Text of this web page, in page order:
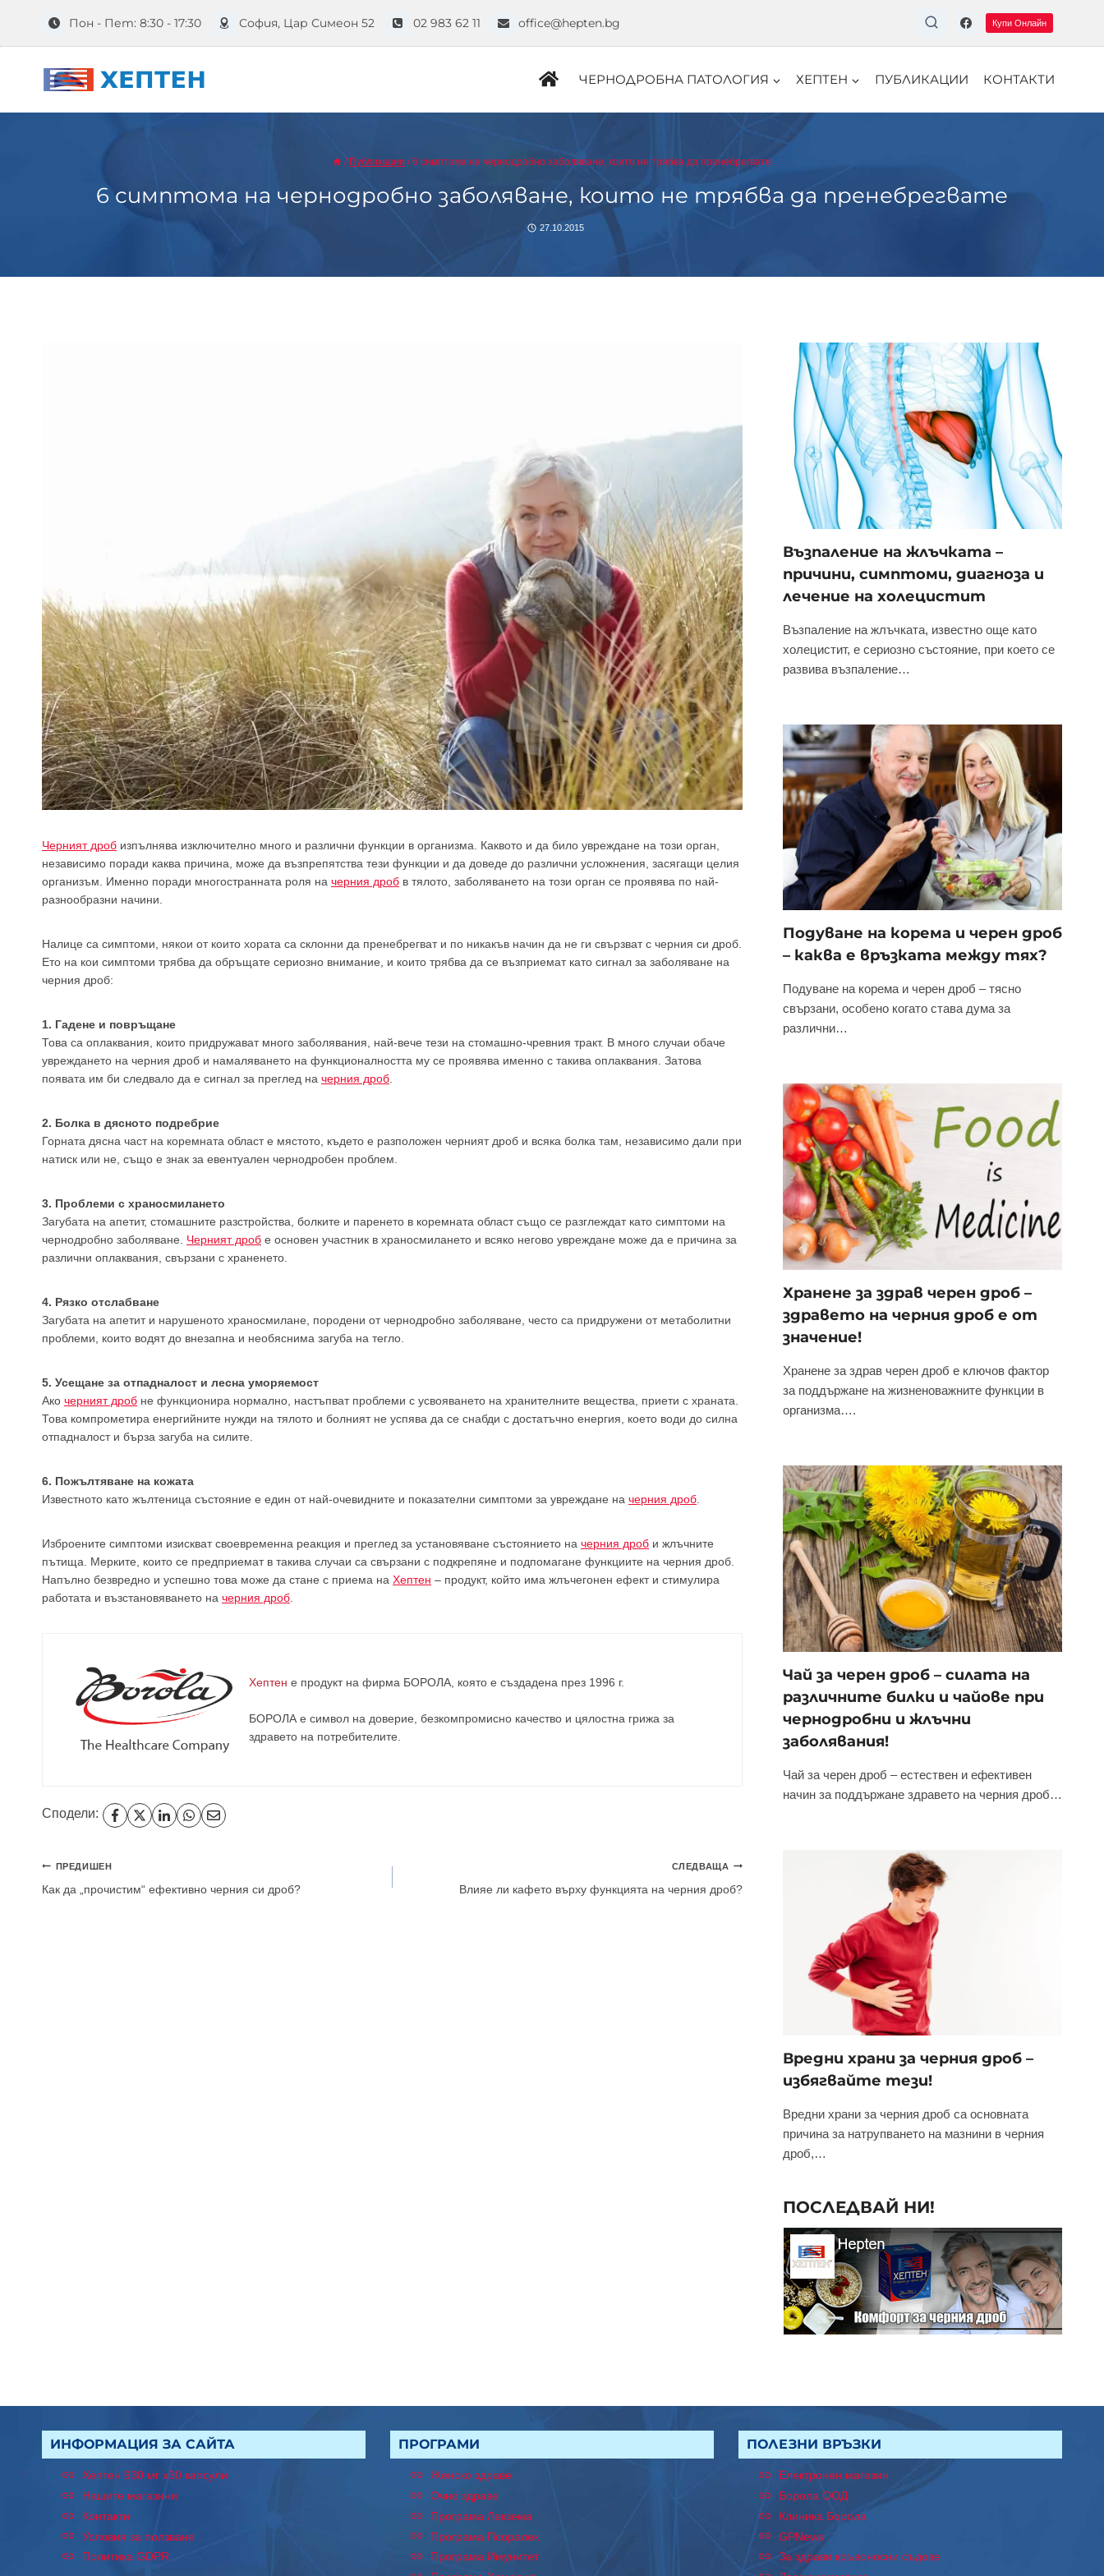
съдържаниетоПон - Пет: 8:30 - 17:30 София, Цар Симеон 52 02 983 62 11 office@hepten.bg Купи Онлайн
ЧЕРНОДРОБНА ПАТОЛОГИЯ ХЕПТЕН ПУБЛИКАЦИИ КОНТАКТИ
/ Публикации / 6 симптома на чернодробно заболяване, които не трябва да пренебрегвате
6 симптома на чернодробно заболяване, които не трябва да пренебрегвате
27.10.2015
Черният дроб изпълнява изключително много и различни функции в организма. Каквото и да било увреждане на този орган,
независимо поради каква причина, може да възпрепятства тези функции и да доведе до различни усложнения, засягащи целия
организъм. Именно поради многостранната роля на черния дроб в тялото, заболяването на този орган се проявява по най-
разнообразни начини.
Налице са симптоми, някои от които хората са склонни да пренебрегват и по никакъв начин да не ги свързват с черния си дроб.
Ето на кои симптоми трябва да обръщате сериозно внимание, и които трябва да се възприемат като сигнал за заболяване на
черния дроб:
1. Гадене и повръщане
Това са оплаквания, които придружават много заболявания, най-вече тези на стомашно-чревния тракт. В много случаи обаче
увреждането на черния дроб и намаляването на функционалността му се проявява именно с такива оплаквания. Затова
появата им би следвало да е сигнал за преглед на черния дроб
2. Болка в дясното подребрие
Горната дясна част на коремната област е мястото, където е разположен черният дроб и всяка болка там, независимо дали при
натиск или не, също е знак за евентуален чернодробен проблем.
3. Проблеми с храносмилането
Загубата на апетит, стомашните разстройства, болките и паренето в коремната област също се разглеждат като симптоми на
чернодробно заболяване. Черният дроб е основен участник в храносмилането и всяко негово увреждане може да е причина за
различни оплаквания, свързани с храненето.
4. Рязко отслабване
Загубата на апетит и нарушеното храносмилане, породени от чернодробно заболяване, често са придружени от метаболитни
проблеми, които водят до внезапна и необяснима загуба на тегло.
5. Усещане за отпадналост и лесна уморяемост
Ако черният дроб не функционира нормално, настъпват проблеми с усвояването на хранителните вещества, приети с храната.
Това компрометира енергийните нужди на тялото и болният не успява да се снабди с достатъчно енергия, което води до силна
отпадналост и бърза загуба на силите.
6. Пожълтяване на кожата
Известното като жълтеница състояние е един от най-очевидните и показателни симптоми за увреждане на черния дроб
Изброените симптоми изискват своевременна реакция и преглед за установяване състоянието на черния дроб и жлъчните
пътища. Мерките, които се предприемат в такива случаи са свързани с подкрепяне и подпомагане функциите на черния дроб.
Напълно безвредно и успешно това може да стане с приема на Хептен – продукт, който има жлъчегонен ефект и стимулира
работата и възстановяването на черния дроб
Хептен е продукт на фирма БОРОЛА, която е създадена през 1996 г.
БОРОЛА е символ на доверие, безкомпромисно качество и цялостна грижа за
здравето на потребителите
Сподели:
Навигация
ПРЕДИШЕН
Как да „прочистим“ ефективно черния си дроб?
СЛЕДВАЩА
Влияе ли кафето върху функцията на черния дроб?
Възпаление на жлъчката –
причини, симптоми, диагноза и
лечение на холецистит
Възпаление на жлъчката, известно още като
холецистит, е сериозно състояние, при което се
развива възпаление…
Подуване на корема и черен дроб
– каква е връзката между тях?
Подуване на корема и черен дроб – тясно
свързани, особено когато става дума за
различни…
Хранене за здрав черен дроб –
здравето на черния дроб е от
значение!
Хранене за здрав черен дроб е ключов фактор
за поддържане на жизненоважните функции в
организма….
Чай за черен дроб – силата на
различните билки и чайове при
чернодробни и жлъчни
заболявания!
Чай за черен дроб – естествен и ефективен
начин за поддържане здравето на черния дроб…
Вредни храни за черния дроб –
избягвайте тези!
Вредни храни за черния дроб са основната
причина за натрупването на мазнини в черния
дроб,…
ПОСЛЕДВАЙ НИ!
ИНФОРМАЦИЯ ЗА САЙТА
Хептен 930 мг x30 капсули
Нашите магазини
Контакти
Условия за ползване
Политика GDPR
ПРОГРАМИ
Женско здраве
Очно здраве
Програма Лекзема
Програма Псоралек
Програма Имунитет
ПОЛЕЗНИ ВРЪЗКИ
Електронен магазин
Борола ООД
Клиника Борола
GPNews
За здрави кръвоносни съдове